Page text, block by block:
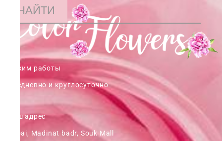
Режим работы
ежедневно и круглосуточно
Наш адрес
Dubai, Madinat badr, Souk Mall
НАЙТИ